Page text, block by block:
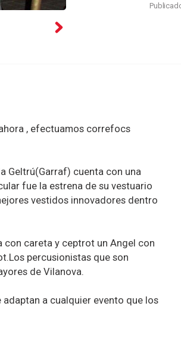
, efectuamos correfocs
Geltrú(Garraf) cuenta con una
fue la estrena de su vestuario
vestidos innovadores dentro
careta y ceptrot un Angel con
percusionistas que son
de Vilanova.
a cualquier evento que los